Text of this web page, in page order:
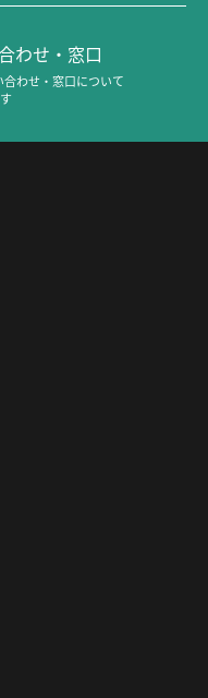
わせ・窓口
わせ・窓口について